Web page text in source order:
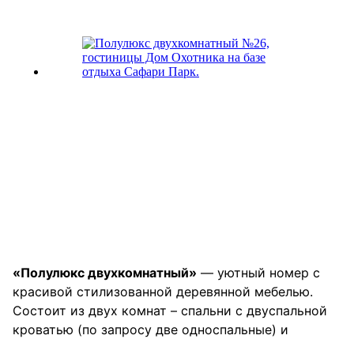
«Полулюкс двухкомнатный» — уютный номер с
красивой стилизованной деревянной мебелью.
Состоит из двух комнат – спальни с двуспальной
кроватью (по запросу две односпальные) и